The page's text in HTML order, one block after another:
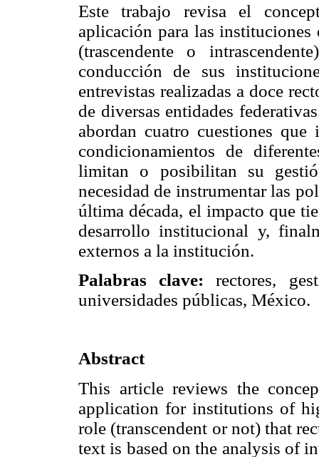
Este trabajo revisa el
aplicación para las
(trascendente o
conducción de sus
entrevistas realizadas a doce
de diversas entidades
abordan cuatro cuestiones
condicionamientos de
limitan o posibilitan su
necesidad de instrumentar las
última década, el impacto que
desarrollo institucional y,
externos a la institución.
Palabras clave: rectores,
universidades públicas, México.
Abstract
This article reviews the
application for institutions of
role (transcendent or not) that
text is based on the analysis of